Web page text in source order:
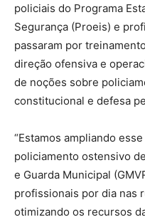
policiais do Programa
Segurança (Proeis) e
passaram por
direção ofensiva e
de noções sobre
constitucional e defesa
“Estamos ampliando
policiamento ostensivo
e Guarda Municipal
profissionais por dia nas
otimizando os recursos